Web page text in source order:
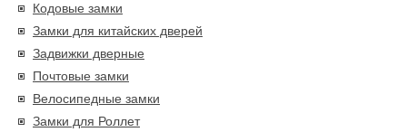
Кодовые замки
Замки для китайских дверей
Задвижки дверные
Почтовые замки
Велосипедные замки
Замки для Роллет